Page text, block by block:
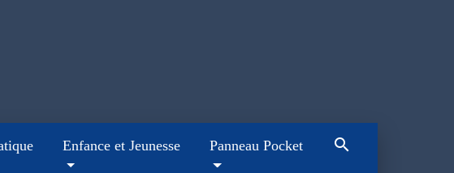
Enfance et Jeunesse Panneau Pocket search